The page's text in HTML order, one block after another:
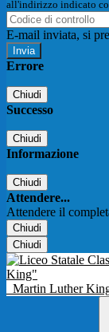
all'indirizzo indicato
E-mail inviata, si
Errore
Chiudi
Successo
Chiudi
Informazione
Chiudi
Attendere...
Attendere il
Chiudi
Chiudi
Martin Luther